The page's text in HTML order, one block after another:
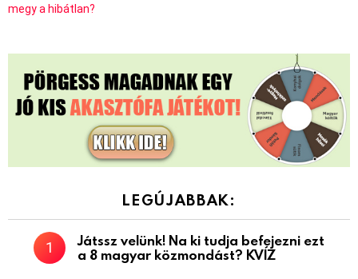
megy a hibátlan?
LEGÚJABBAK:
Játssz velünk! Na ki tudja befejezni ezt
a 8 magyar közmondást? KVÍZ